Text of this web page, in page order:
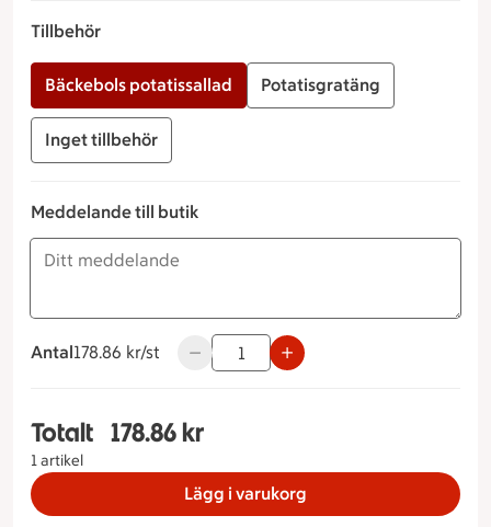
Tillbehör
Bäckebols potatissallad Potatisgratäng
Inget tillbehör
Meddelande till butik
Antal
178.86 kronor styck
178.86 kr/st Använd knapparna för att minska
Totalt
1 artikel
Totalt 1 stycken Bäckebolsfatet Tillbehör
178.86 kr
Lägg i varukorg